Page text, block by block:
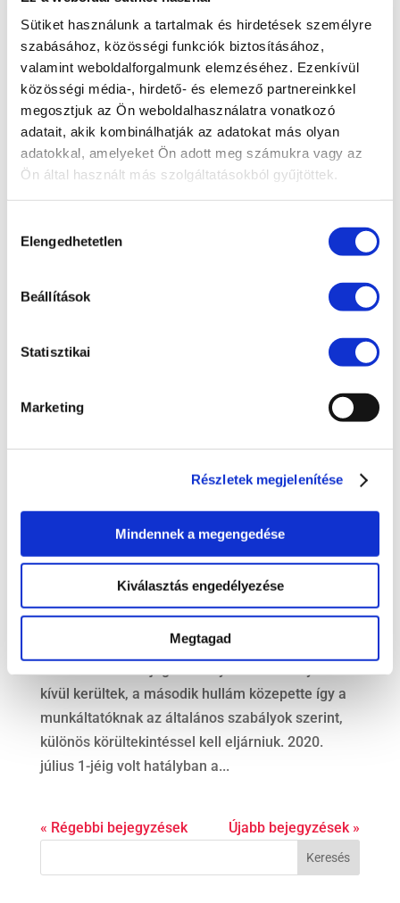
Sütiket használunk a tartalmak és hirdetések személyre
szabásához, közösségi funkciók biztosításához,
valamint weboldalforgalmunk elemzéséhez. Ezenkívül
közösségi média-, hirdető- és elemező partnereinkkel
megosztjuk az Ön weboldalhasználatra vonatkozó
adatait, akik kombinálhatják az adatokat más olyan
adatokkal, amelyeket Ön adott meg számukra vagy az
Ön által használt más szolgáltatásokból gyűjtöttek.
kiválasztása
Elengedhetetlen
Beállítások
Statisztikai
Marketing
Részletek megjelenítése
Mindennek a megengedése
Kiválasztás engedélyezése
Megtagad
Új home office szabályok a második
hullámban
Szerző:dr. Illés Ádám, LL.M| dec 21, 2020|Koronavírus,
Munkajog
A novemberben hatályba lépett kormányrendelet
célja a távmunka kölcsönös megállapodáson
alapuló szabályozása. A veszélyhelyzet ideje
alatt adómentes költségátalány adható az
koronavírus-járvány első hullámában a
dr. Illés Ádám, LL.M|szept 28, 2020
Koronavírus,Munkajog
A COVID-járvány első hulláma alatt meghozott
kívül kerültek, a második hullám közepette így a
munkáltatóknak az általános szabályok szerint,
különös körültekintéssel kell eljárniuk. 2020.
július 1-jéig volt hatályban a...
« Régebbi bejegyzések Újabb bejegyzések »